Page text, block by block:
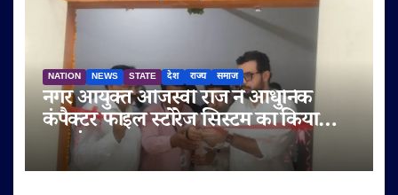
NATION NEWS STATE देश राज्य समाज
नगर आयुक्त ओजस्वी राज ने आधुनिक
कंपैक्टर फाइल स्टोरेज सिस्टम का किया
शुभारंभ